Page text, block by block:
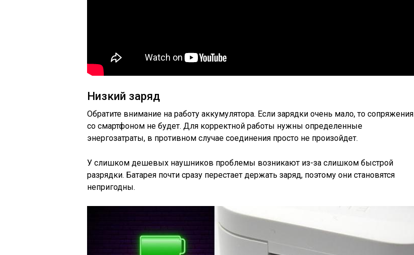
Низкий заряд
Обратите внимание на работу аккумулятора. Если зарядки очень мало, то сопряжения
со смартфоном не будет. Для корректной работы нужны определенные
энергозатраты, в противном случае соединения просто не произойдет.
У слишком дешевых наушников проблемы возникают из-за слишком быстрой
разрядки. Батарея почти сразу перестает держать заряд, поэтому они становятся
непригодны.